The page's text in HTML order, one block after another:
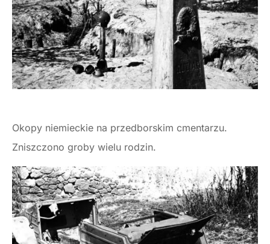
Okopy niemieckie na przedborskim cmentarzu.
Zniszczono groby wielu rodzin.